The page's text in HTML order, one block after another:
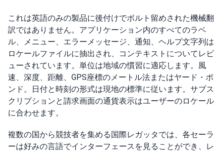
これは英語のみの製品に後付けでボルト留めされた機械翻
訳ではありません。アプリケーション内のすべてのラベ
ル、メニュー、エラーメッセージ、通知、ヘルプ文字列は
ロケールファイルに抽出され、コンテキストについてレビ
ューされています。単位は地域の慣習に適応します。風
速、深度、距離、GPS座標のメートル法またはヤード・ポ
ンド。日付と時刻の形式は現地の標準に従います。サブス
クリプションと請求画面の通貨表示はユーザーのロケール
に合わせます。
複数の国から競技者を集める国際レガッタでは、各セーラ
ーは好みの言語でインターフェースを見ることができ、レ